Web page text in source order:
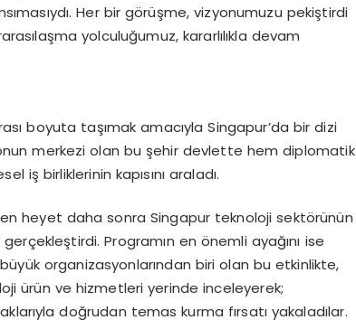
Her bir görüşme, vizyonumuzu pekiştirdi
yolculuğumuz, kararlılıkla devam
boyuta taşımak amacıyla Singapur’da bir dizi
merkezi olan bu şehir devlette hem diplomatik
iş birliklerinin kapısını araladı.
heyet daha sonra Singapur teknoloji sektörünün
Programın en önemli ayağını ise
organizasyonlarından biri olan bu etkinlikte,
ürün ve hizmetleri yerinde inceleyerek;
doğrudan temas kurma fırsatı yakaladılar.